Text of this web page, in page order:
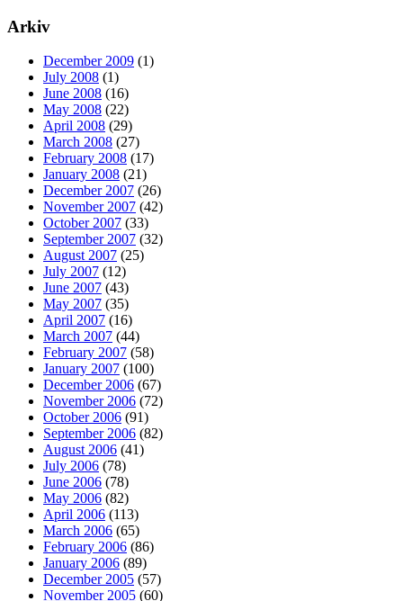
Arkiv
December 2009 (1)
July 2008 (1)
June 2008 (16)
May 2008 (22)
April 2008 (29)
March 2008 (27)
February 2008 (17)
January 2008 (21)
December 2007 (26)
November 2007 (42)
October 2007 (33)
September 2007 (32)
August 2007 (25)
July 2007 (12)
June 2007 (43)
May 2007 (35)
April 2007 (16)
March 2007 (44)
February 2007 (58)
January 2007 (100)
December 2006 (67)
November 2006 (72)
October 2006 (91)
September 2006 (82)
August 2006 (41)
July 2006 (78)
June 2006 (78)
May 2006 (82)
April 2006 (113)
March 2006 (65)
February 2006 (86)
January 2006 (89)
December 2005 (57)
November 2005 (60)